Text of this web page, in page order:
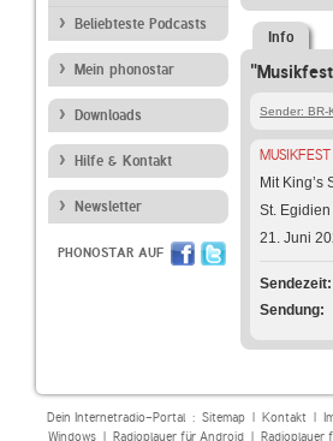
Beliebteste Podcasts
Mein phonostar
Downloads
Hilfe & Kontakt
Newsletter
PHONOSTAR AUF
Info
Sender: BR-
Mit King’s
St. Egidien
21. Juni
Sendezeit
Sendung
Dein Internetradio-Portal : Sitemap| Kontakt|
Windows| Radioplayer für Android| Radioplayer